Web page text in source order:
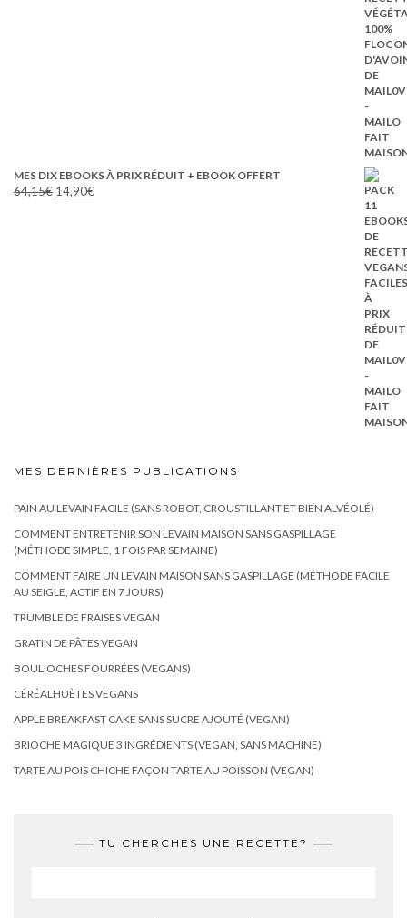
MES DIX EBOOKS À PRIX RÉDUIT + EBOOK OFFERT
64,15€ Le
14,90€
MES DERNIÈRES PUBLICATIONS
PAIN AU LEVAIN FACILE (SANS ROBOT, CROUSTILLANT ET BIEN ALVÉOLÉ)
COMMENT ENTRETENIR SON LEVAIN MAISON SANS GASPILLAGE
(MÉTHODE SIMPLE, 1 FOIS PAR SEMAINE)
COMMENT FAIRE UN LEVAIN MAISON SANS GASPILLAGE (MÉTHODE FACILE
AU SEIGLE, ACTIF EN 7 JOURS)
TRUMBLE DE FRAISES VEGAN
GRATIN DE PÂTES VEGAN
BOULIOCHES FOURRÉES (VEGANS)
CÉRÉALHUÈTES VEGANS
APPLE BREAKFAST CAKE SANS SUCRE AJOUTÉ (VEGAN)
BRIOCHE MAGIQUE 3 INGRÉDIENTS (VEGAN, SANS MACHINE)
TARTE AU POIS CHICHE FAÇON TARTE AU POISSON (VEGAN)
TU CHERCHES UNE RECETTE?